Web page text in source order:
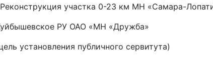
участка 0-23 км МН «Самара-
РУ ОАО «МН «Дружба»
установления публичного сервитута)